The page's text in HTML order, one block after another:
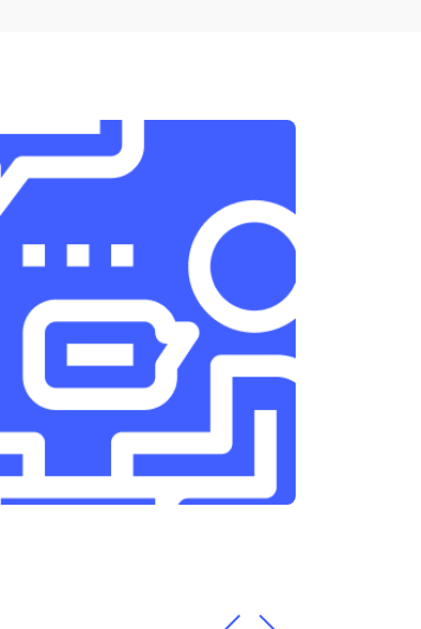
Заказать
Заказать
Заказать